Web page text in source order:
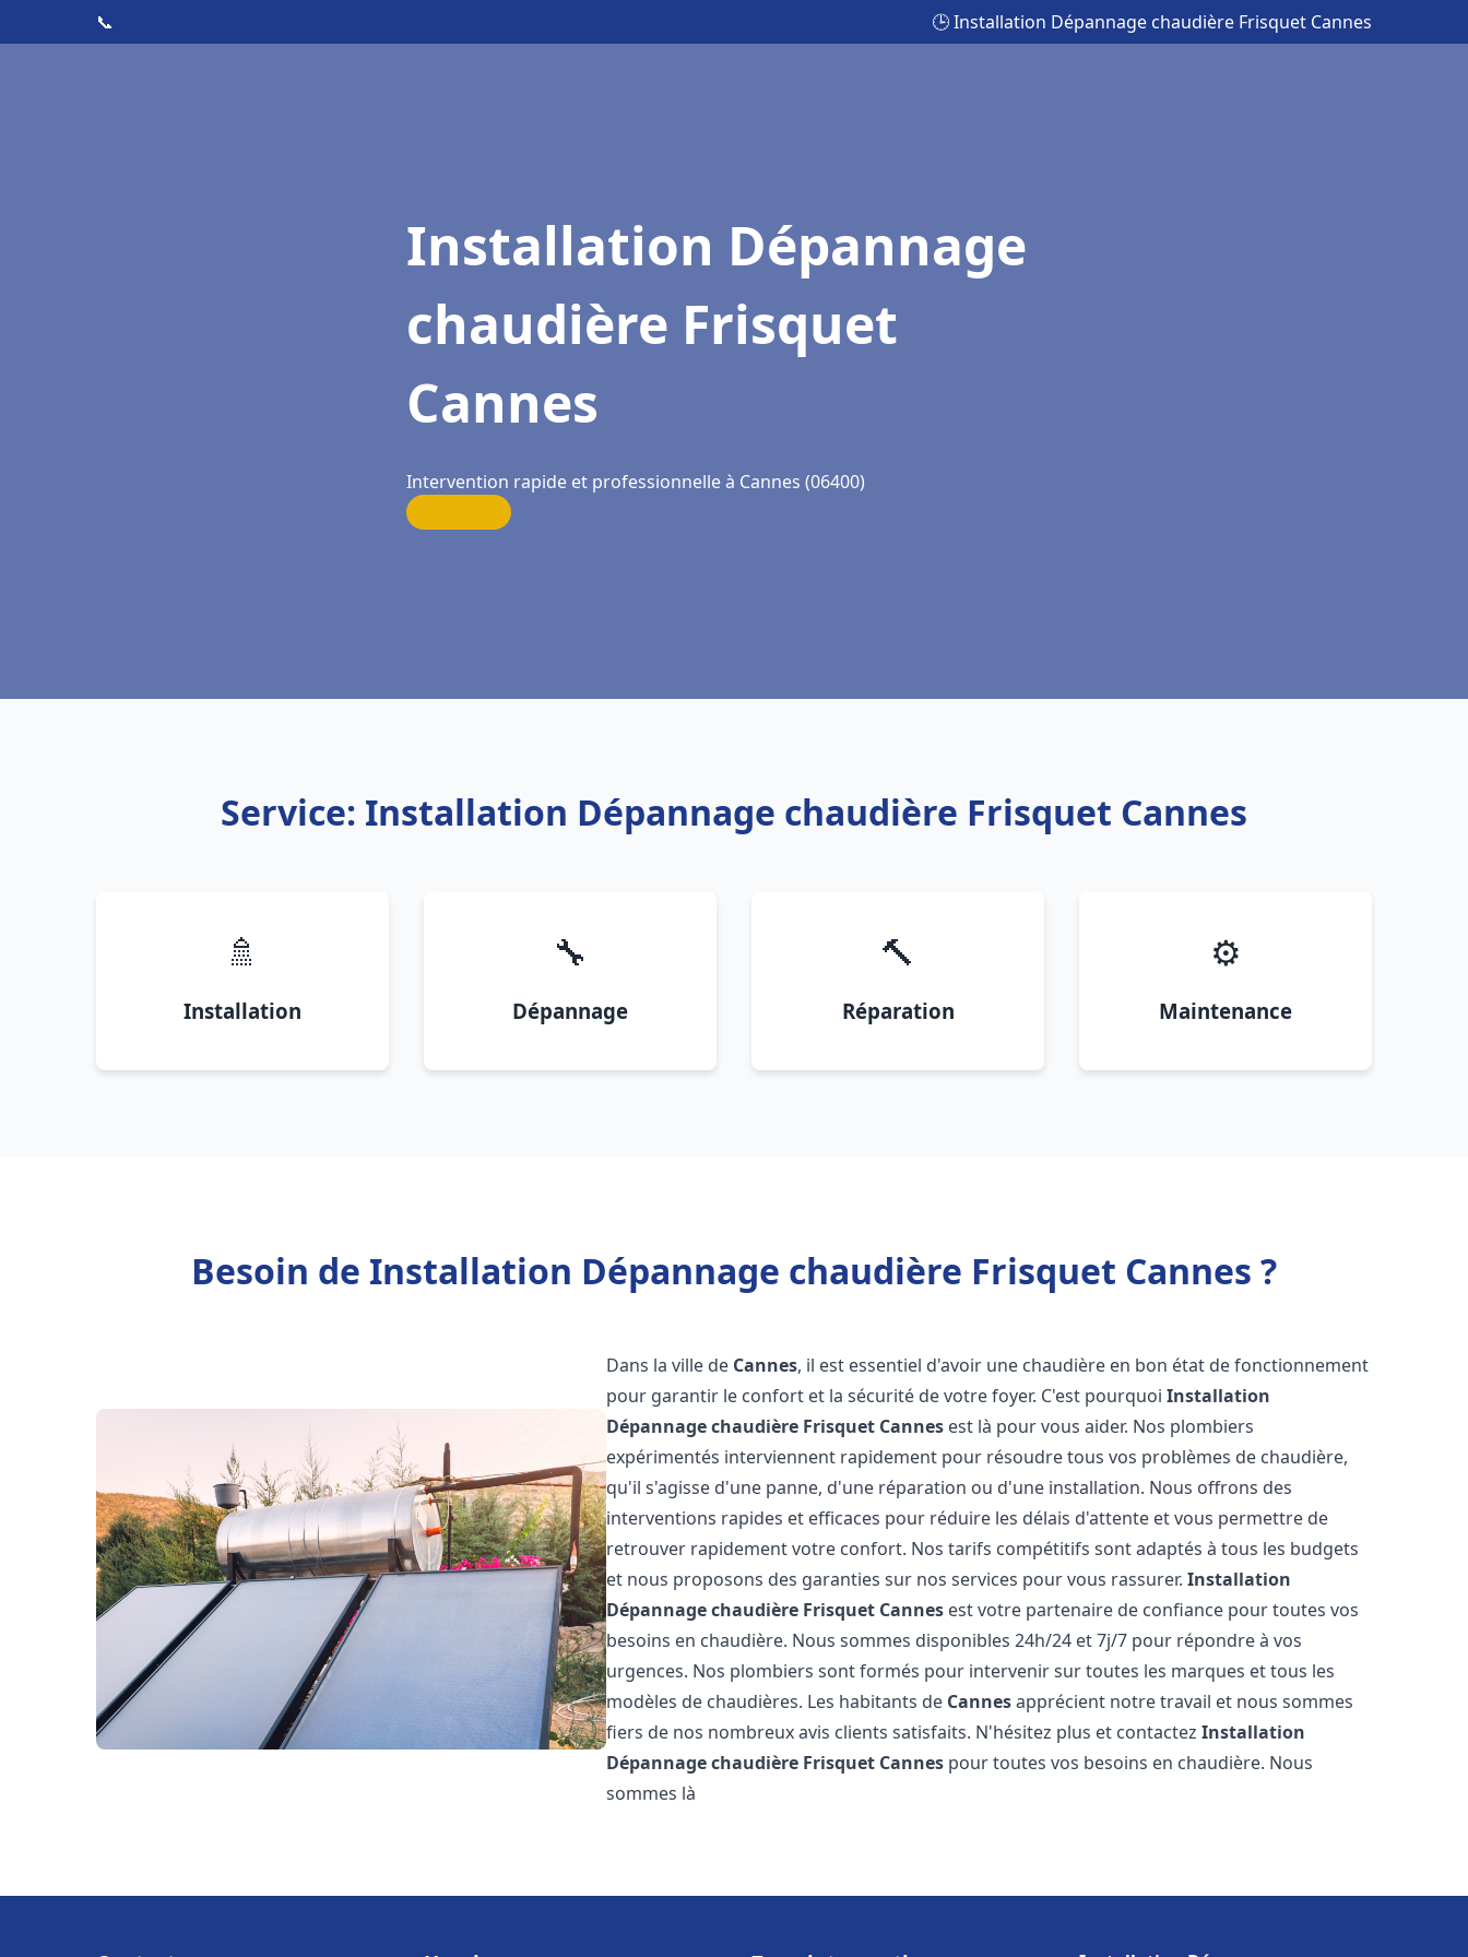
📞 🕒 Installation Dépannage chaudière Frisquet Cannes
Installation Dépannage
chaudière Frisquet
Cannes
Intervention rapide et professionnelle à Cannes (06400)
Service: Installation Dépannage chaudière Frisquet Cannes
🚿
Installation
🔧
Dépannage
🔨
Réparation
⚙️
Maintenance
Besoin de Installation Dépannage chaudière Frisquet Cannes ?
Dans la ville de Cannes, il est essentiel d'avoir une chaudière en bon état de fonctionnement
pour garantir le confort et la sécurité de votre foyer. C'est pourquoiInstallation
Dépannage chaudière Frisquet Cannes est là pour vous aider. Nos plombiers
expérimentés interviennent rapidement pour résoudre tous vos problèmes de chaudière,
qu'il s'agisse d'une panne, d'une réparation ou d'une installation. Nous offrons des
interventions rapides et efficaces pour réduire les délais d'attente et vous permettre de
retrouver rapidement votre confort. Nos tarifs compétitifs sont adaptés à tous les budgets
et nous proposons des garanties sur nos services pour vous rassurer.Installation
Dépannage chaudière Frisquet Cannes est votre partenaire de confiance pour toutes vos
besoins en chaudière. Nous sommes disponibles 24h/24 et 7j/7 pour répondre à vos
urgences. Nos plombiers sont formés pour intervenir sur toutes les marques et tous les
modèles de chaudières. Les habitants de Cannesapprécient notre travail et nous sommes
fiers de nos nombreux avis clients satisfaits. N'hésitez plus et contactezInstallation
Dépannage chaudière Frisquet Cannes pour toutes vos besoins en chaudière. Nous
sommes là